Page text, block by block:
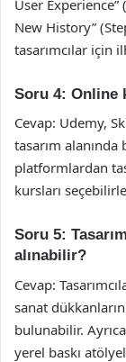
User Experience”
New History”
tasarımcılar için
Soru 4: Online
Cevap: Udemy,
tasarım
platformlardan
kursları
Soru 5:
alınabilir?
Cevap:
sanat
bulunabilir.
yerel baskı